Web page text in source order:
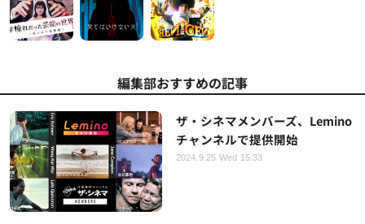
編集部おすすめの記事
ザ・シネマメンバーズ、Lemino
チャンネルで提供開始
2024.9.25 Wed 15:33